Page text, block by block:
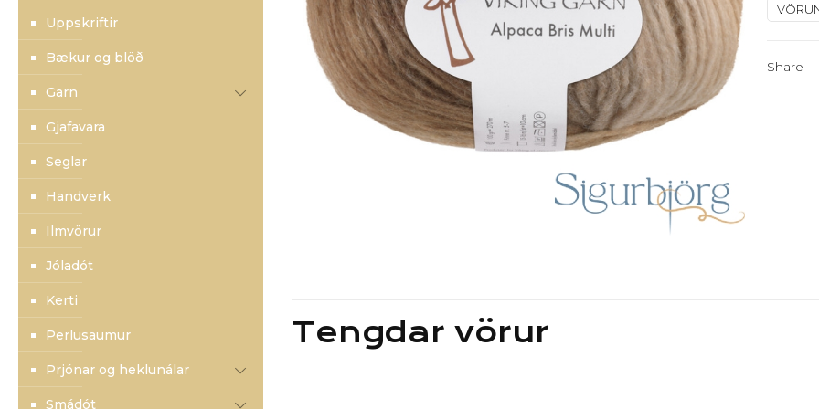
352
Share
Tengdar vörur
Uppskriftir
Bækur og blöð
Garn
Gjafavara
Seglar
Handverk
Ilmvörur
Jóladót
Kerti
Perlusaumur
Prjónar og heklunálar
Smádót